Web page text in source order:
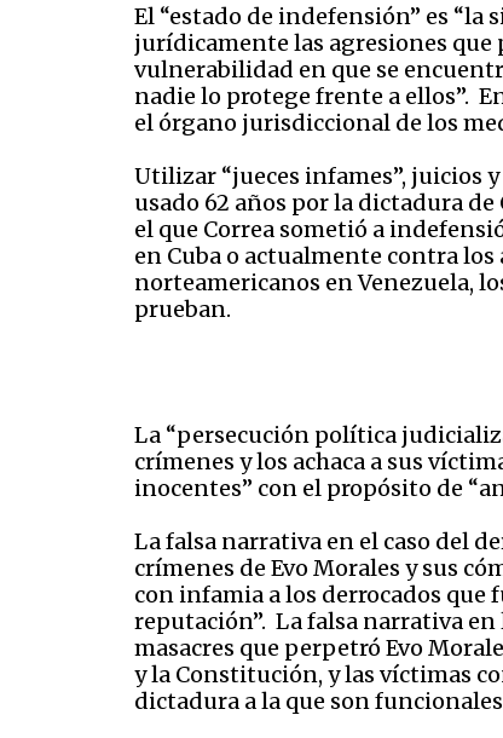
El “estado de indefensión” es “la
jurídicamente las agresiones que
vulnerabilidad en que se
nadie lo protege frente a ellos”.
el órgano jurisdiccional de los
Utilizar “jueces infames”, juicios
usado 62 años por la dictadura
el que Correa sometió a
en Cuba o actualmente contra
norteamericanos en Venezuela,
prueban.
La “persecución política
crímenes y los achaca a sus
inocentes” con el propósito de
La falsa narrativa en el caso del
crímenes de Evo Morales y sus
con infamia a los derrocados que
reputación”. La falsa narrativa en
masacres que perpetró Evo
y la Constitución, y las víctimas
dictadura a la que son